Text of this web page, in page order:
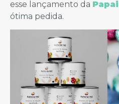
esse lançamento da
ótima pedida.